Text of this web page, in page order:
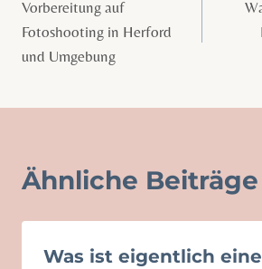
Vorbereitung auf
Fotoshooting in Herford
und Umgebung
Ähnliche Beiträge
Was ist eigentlich eine